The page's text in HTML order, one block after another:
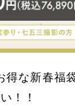
得な新春福
！！